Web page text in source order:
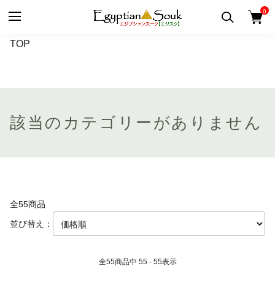
0
TOP
該当のカテゴリーがありません
全55商品
並び替え：
全55商品中 55 - 55表示